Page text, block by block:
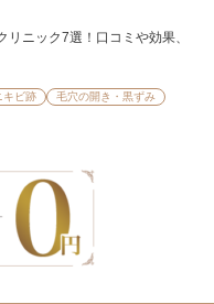
ニック7選！口コミや効果、
キビ跡
毛穴の開き・黒ずみ